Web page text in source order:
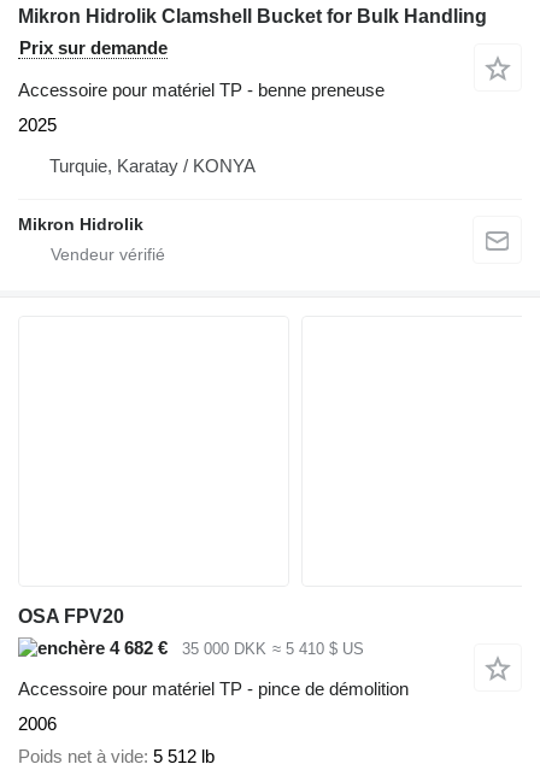
Mikron Hidrolik Clamshell Bucket for Bulk Handling
Prix sur demande
Accessoire pour matériel TP - benne preneuse
2025
Turquie, Karatay / KONYA
Mikron Hidrolik
OSA FPV20
4 682 €
35 000 DKK ≈ 5 410 $ US
Accessoire pour matériel TP - pince de démolition
2006
Poids net à vide 5 512 lb